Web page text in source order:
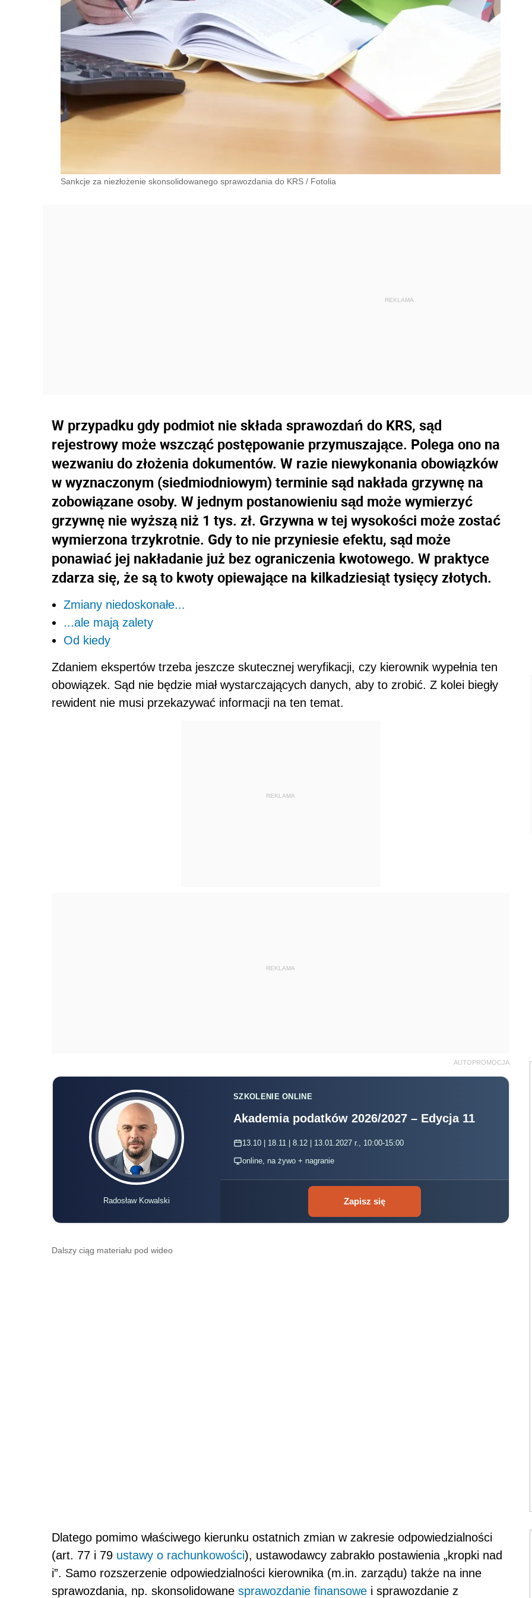
Sankcje za niezłożenie skonsolidowanego sprawozdania do KRS / Fotolia
W przypadku gdy podmiot nie składa sprawozdań do KRS, sąd
rejestrowy może wszcząć postępowanie przymuszające. Polega ono na
wezwaniu do złożenia dokumentów. W razie niewykonania obowiązków
w wyznaczonym (siedmiodniowym) terminie sąd nakłada grzywnę na
zobowiązane osoby. W jednym postanowieniu sąd może wymierzyć
grzywnę nie wyższą niż 1 tys. zł. Grzywna w tej wysokości może zostać
wymierzona trzykrotnie. Gdy to nie przyniesie efektu, sąd może
ponawiać jej nakładanie już bez ograniczenia kwotowego. W praktyce
zdarza się, że są to kwoty opiewające na kilkadziesiąt tysięcy złotych.
Zmiany niedoskonałe...
...ale mają zalety
Od kiedy
Zdaniem ekspertów trzeba jeszcze skutecznej weryfikacji, czy kierownik wypełnia ten
obowiązek. Sąd nie będzie miał wystarczających danych, aby to zrobić. Z kolei biegły
rewident nie musi przekazywać informacji na ten temat.
REKLAMA
REKLAMA
AUTOPROMOCJA
Radosław Kowalski
SZKOLENIE ONLINE
Akademia podatków 2026/2027 – Edycja 11
13.10 | 18.11 | 8.12 | 13.01.2027 r., 10:00-15:00
online, na żywo + nagranie
Zapisz się
Dalszy ciąg materiału pod wideo
Dlatego pomimo właściwego kierunku ostatnich zmian w zakresie odpowiedzialności
(art. 77 i 79 ustawy o rachunkowości), ustawodawcy zabrakło postawienia „kropki nad
i”. Samo rozszerzenie odpowiedzialności kierownika (m.in. zarządu) także na inne
sprawozdania, np. skonsolidowane sprawozdanie finansowe i sprawozdanie z